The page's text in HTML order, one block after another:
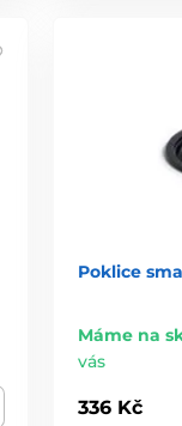
Poklice
Máme na
vás
336 Kč